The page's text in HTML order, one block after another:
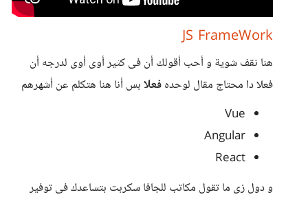
JS FrameWork
هنا نقف شوية و أحب أقولك أن فى كثير أوى أوى لدرجه أن
فعلا دا محتاج مقال لوحدهفعلابس أنا هنا هتكلم عن أشهرهم
Vue
Angular
React
و دول زى ما تقول مكاتب للجافا سكربت بتساعدك فى توفير